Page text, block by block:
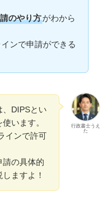
のやり方がわから
ンで申請ができる
行政書士うえ
た
、DIPSとい
います。
インで許可
請の具体的
ますよ！